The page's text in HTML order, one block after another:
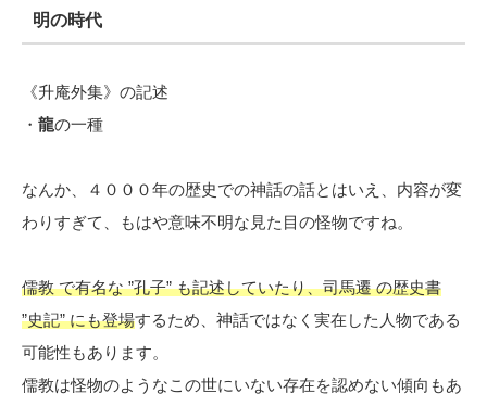
明の時代
《升庵外集》の記述
・ 龍の一種
なんか、４０００年の歴史での神話の話とはいえ、内容が変
わりすぎて、もはや意味不明な見た目の怪物ですね。
儒教 で有名な ”孔子” も記述していたり、司馬遷 の歴史書
”史記” にも登場するため、神話ではなく実在した人物である
可能性もあります。
儒教は怪物のようなこの世にいない存在を認めない傾向もあ